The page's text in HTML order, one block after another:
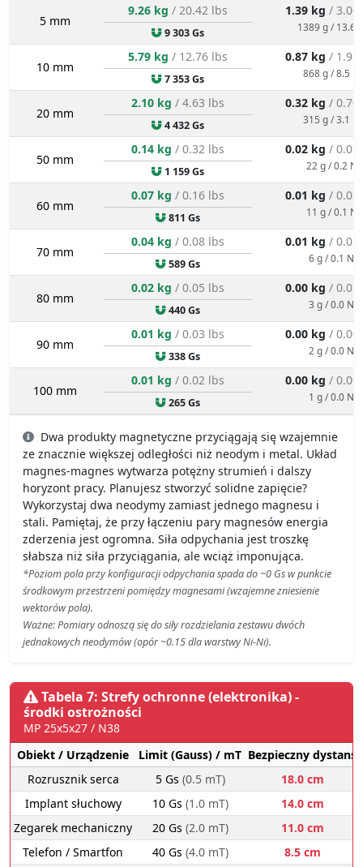
5 mm
9.26 kg / 20.42 lbs
9 303 Gs
1.39 kg / 3.06
1389 g / 13.6
10 mm
5.79 kg / 12.76 lbs
7 353 Gs
0.87 kg / 1.91
868 g / 8.5 N
20 mm
2.10 kg / 4.63 lbs
4 432 Gs
0.32 kg / 0.70
315 g / 3.1 N
50 mm
0.14 kg / 0.32 lbs
1 159 Gs
0.02 kg / 0.05
22 g / 0.2 N
60 mm
0.07 kg / 0.16 lbs
811 Gs
0.01 kg / 0.02
11 g / 0.1 N
70 mm
0.04 kg / 0.08 lbs
589 Gs
0.01 kg / 0.01
6 g / 0.1 N
80 mm
0.02 kg / 0.05 lbs
440 Gs
0.00 kg / 0.01
3 g / 0.0 N
90 mm
0.01 kg / 0.03 lbs
338 Gs
0.00 kg / 0.00
2 g / 0.0 N
100 mm
0.01 kg / 0.02 lbs
265 Gs
0.00 kg / 0.00
1 g / 0.0 N
Dwa produkty magnetyczne przyciągają się wzajemnie
ze znacznie większej odległości niż neodym i metal. Układ
magnes-magnes wytwarza potężny strumień i dalszy
horyzont pracy. Planujesz stworzyć solidne zapięcie?
Wykorzystaj dwa neodymy zamiast jednego magnesu i
stali. Pamiętaj, że przy łączeniu pary magnesów energia
zderzenia jest ogromna. Siła odpychania jest troszkę
słabsza niż siła przyciągania, ale wciąż imponująca.
*Poziom pola przy konfiguracji odpychania spada do ~0 Gs w punkcie
środkowym przestrzeni pomiędzy magnesami (wzajemne zniesienie
wektorów pola).
Ważne: Pomiary odnoszą się do siły rozdzielania zestawu dwóch
jednakowych neodymów (opór ~0.15 dla warstwy Ni-Ni).
Tabela 7: Strefy ochronne (elektronika) -
środki ostrożności
MP 25x5x27 / N38
Obiekt / Urządzenie
Limit (Gauss) / mT Bezpieczny dystans
Rozrusznik serca
5 Gs (0.5 mT)
18.0 cm
Implant słuchowy
10 Gs (1.0 mT)
14.0 cm
Zegarek mechaniczny
20 Gs (2.0 mT)
11.0 cm
Telefon / Smartfon
40 Gs (4.0 mT)
8.5 cm